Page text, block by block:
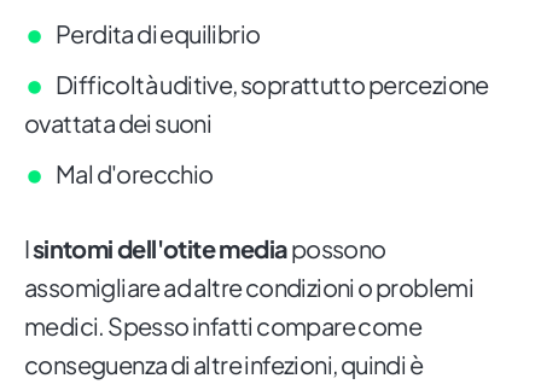
Perdita di equilibrio
Difficoltà uditive, soprattutto percezione
ovattata dei suoni
Mal d'orecchio
Isintomi dell'otite mediapossono
assomigliare ad altre condizioni o problemi
medici. Spesso infatti compare come
conseguenza di altre infezioni, quindi è